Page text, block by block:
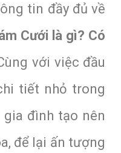
tin đầy đủ về
Cưới là gì? Có
với việc đầu
tiết nhỏ trong
gia đình tạo nên
để lại ấn tượng